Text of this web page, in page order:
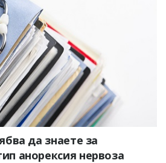
да знаете за
анорексия нервоза